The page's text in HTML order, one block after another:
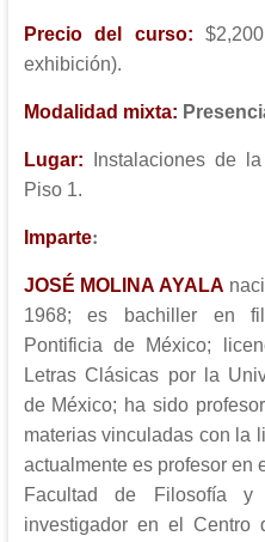
Precio del curso:
exhibición).
Modalidad mixta:
Lugar:
Instalaciones de
Piso 1.
Imparte:
JOSÉ MOLINA AYALA
1968; es bachiller en
Pontificia de México;
Letras Clásicas por la
de México; ha sido
materias vinculadas con la
actualmente es profesor en
Facultad de Filosofía
investigador en el Centro